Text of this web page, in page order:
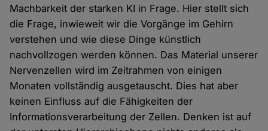
Machbarkeit der starken KI in Frage. Hier stellt sich
die Frage, inwieweit wir die Vorgänge im Gehirn
verstehen und wie diese Dinge künstlich
nachvollzogen werden können. Das Material unserer
Nervenzellen wird im Zeitrahmen von einigen
Monaten vollständig ausgetauscht. Dies hat aber
keinen Einfluss auf die Fähigkeiten der
Informationsverarbeitung der Zellen. Denken ist auf